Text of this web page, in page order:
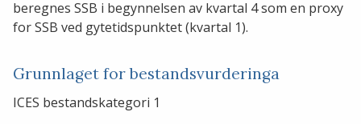
beregnes SSB i begynnelsen av kvartal 4 som en proxy
for SSB ved gytetidspunktet (kvartal 1).
Grunnlaget for bestandsvurderinga
ICES bestandskategori 1